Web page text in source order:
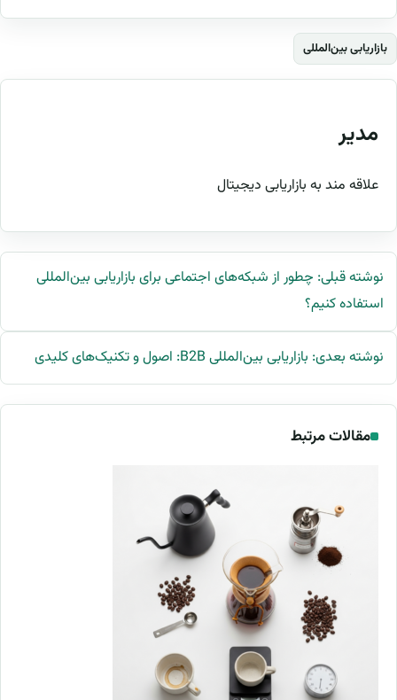
بازاریابی بین‌المللی
مدیر
علاقه مند به بازاریابی دیجیتال
نوشته قبلی: چطور از شبکه‌های اجتماعی برای بازاریابی بین‌المللی
استفاده کنیم؟
نوشته بعدی: بازاریابی بین‌المللی B2B: اصول و تکنیک‌های کلیدی
مقالات مرتبط